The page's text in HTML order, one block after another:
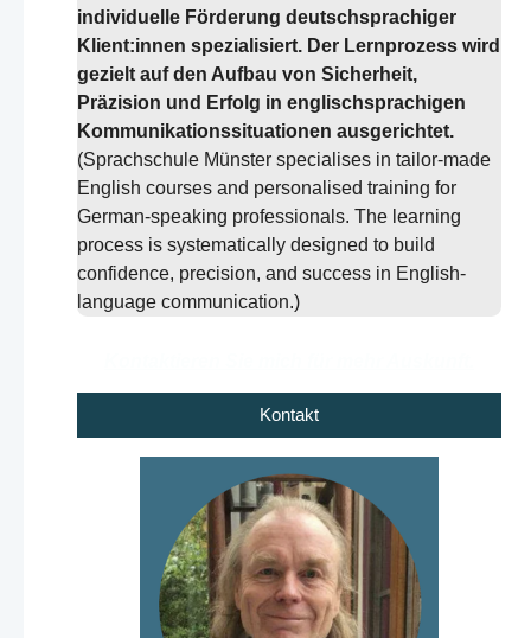
individuelle Förderung deutschsprachiger
Klient:innen spezialisiert. Der Lernprozess wird
gezielt auf den Aufbau von Sicherheit,
Präzision und Erfolg in englischsprachigen
Kommunikationssituationen ausgerichtet.
(Sprachschule Münster specialises in tailor-made
English courses and personalised training for
German-speaking professionals. The learning
process is systematically designed to build
confidence, precision, and success in English-
language communication.)
Kontakt